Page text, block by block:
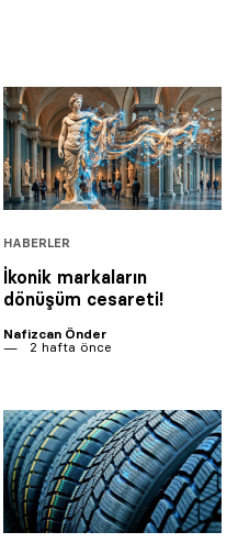
HABERLER
İkonik markaların
dönüşüm cesareti!
Nafizcan Önder
2 hafta önce